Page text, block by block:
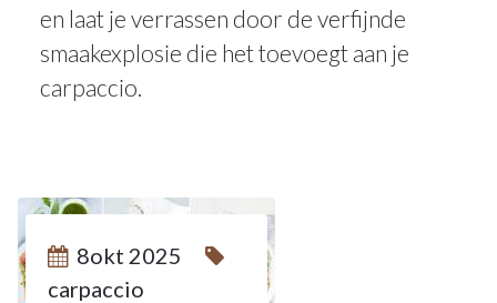
en laat je verrassen door de verfijnde
smaakexplosie die het toevoegt aan je
carpaccio.
8
OKT 2025
8okt 2025
carpaccio